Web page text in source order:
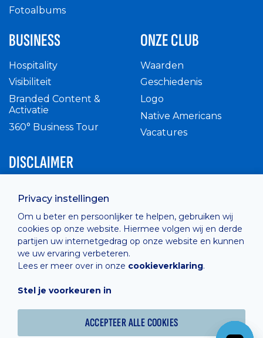
Privacy instellingen
Om u beter en persoonlijker te helpen, gebruiken wij
cookies op onze website. Hiermee volgen wij en derde
partijen uw internetgedrag op onze website en kunnen
we uw ervaring verbeteren.
Lees er meer over in onze cookieverklaring.
Stel je voorkeuren in
ACCEPTEER ALLE COOKIES
Fotoalbums
BUSINESS
Hospitality
Visibiliteit
Branded Content &
Activatie
360° Business Tour
ONZE CLUB
Waarden
Geschiedenis
Logo
Native Americans
Vacatures
DISCLAIMER
Privacy Policy
Cashless
verkoopsvoorwaarden
Cookie Policy
Hosted by Combell